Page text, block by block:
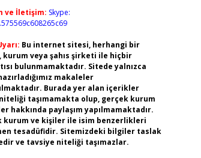
ve İletişim: Skype:
Bu internet sitesi, herhangi bir
kurum veya şahıs şirketi ile hiçbir
bulunmamaktadır. Sitede yalnızca
makaleler
Burada yer alan içerikler
taşımamakta olup, gerçek kurum
hakkında paylaşım yapılmamaktadır.
kurum ve kişiler ile isim benzerlikleri
tesadüfidir. Sitemizdeki bilgiler taslak
ve tavsiye niteliği taşımazlar.